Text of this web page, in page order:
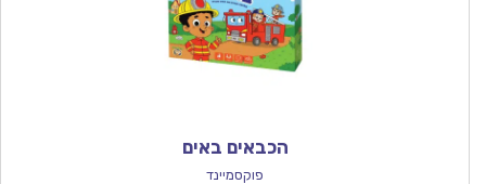
הכבאים באים
פוקסמיינד